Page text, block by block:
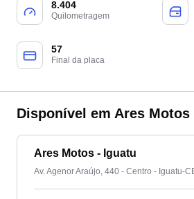
8.404
Quilometragem
57
Final da placa
Disponível em Ares Motos
Ares Motos - Iguatu
Av. Agenor Araújo, 440 - Centro - Iguatu-